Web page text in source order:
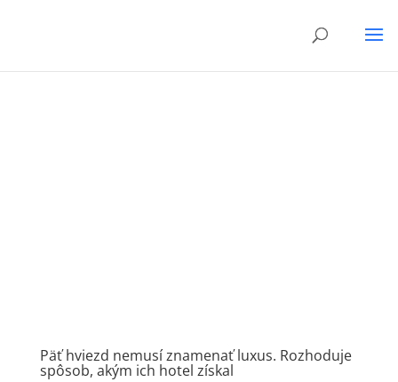
Päť hviezd nemusí znamenať luxus. Rozhoduje
spôsob, akým ich hotel získal